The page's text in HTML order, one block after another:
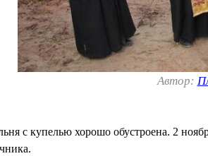
Автор:
с купелью хорошо обустроена. 2